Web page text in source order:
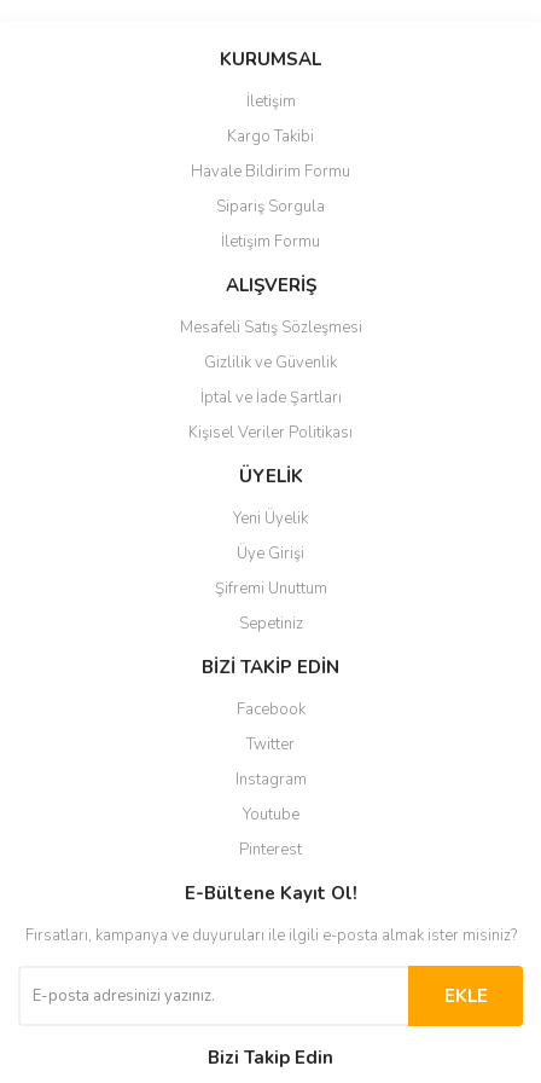
Yorum Yaz
Ürün açıklamasında eksik bilgiler bulunuyor.
Ürün bilgilerinde hatalar bulunuyor.
Ürün fiyatı diğer sitelerden daha pahalı.
Bu ürüne benzer farklı alternatifler olmalı.
Gönder
KURUMSAL
İletişim
Kargo Takibi
Havale Bildirim Formu
Sipariş Sorgula
İletişim Formu
ALIŞVERİŞ
Mesafeli Satış Sözleşmesi
Gizlilik ve Güvenlik
İptal ve İade Şartları
Kişisel Veriler Politikası
ÜYELİK
Yeni Üyelik
Üye Girişi
Şifremi Unuttum
Sepetiniz
BİZİ TAKİP EDİN
Facebook
Twitter
Instagram
Youtube
Pinterest
E-Bültene Kayıt Ol!
Fırsatları, kampanya ve duyuruları ile ilgili e-posta almak ister misiniz?
EKLE
Bizi Takip Edin